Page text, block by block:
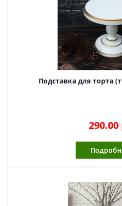
Подставка для торта
290.00